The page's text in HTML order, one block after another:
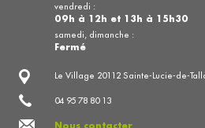
Le Village 20112 Sainte-Lucie-de-
04 95 78 80 13
Nous contacter
vendredi :
09h à 12h et 13h à 15h30
samedi, dimanche :
Fermé